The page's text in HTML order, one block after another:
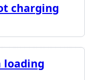
charging
loading